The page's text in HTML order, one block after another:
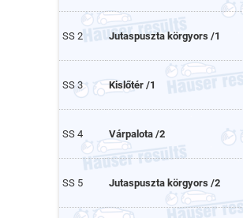
SS 2 Jutaspuszta körgyors /1
SS 3 Kislőtér /1
SS 4 Várpalota /2
SS 5 Jutaspuszta körgyors /2